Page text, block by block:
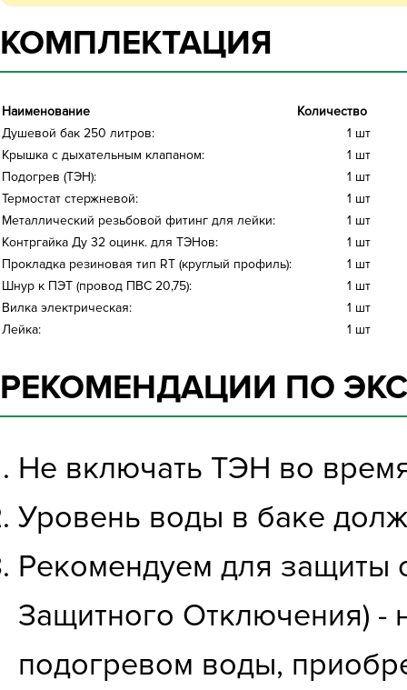
КОМПЛЕКТАЦИЯ
Наименование
Количество
Душевой бак 250 литров:
1 шт
Крышка с дыхательным клапаном:
1 шт
Подогрев (ТЭН):
1 шт
Термостат стержневой:
1 шт
Металлический резьбовой фитинг для лейки:
1 шт
Контргайка Ду 32 оцинк. для ТЭНов:
1 шт
Прокладка резиновая тип RT (круглый профиль):
1 шт
Шнур к ПЭТ (провод ПВС 20,75):
1 шт
Вилка электрическая:
1 шт
Лейка:
1 шт
РЕКОМЕНДАЦИИ ПО
Не включать ТЭН во
Уровень воды в баке
Рекомендуем для защиты
Защитного Отключения) -
подогревом воды,